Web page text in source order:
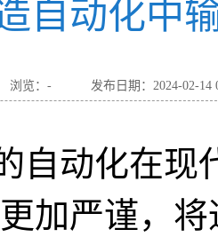
自动化中
浏览： - 发布日期：2024-02-14
自动化在现
加严谨，